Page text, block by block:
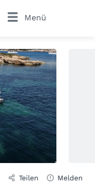
Menü
Teilen Melden